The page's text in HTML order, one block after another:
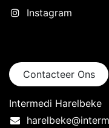
Instagram
Contacteer Ons
Intermedi Harelbeke